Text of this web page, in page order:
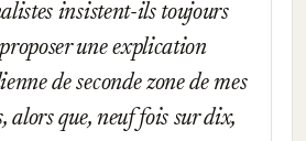
insistent-ils toujours
une explication
de seconde zone de mes
alors que, neuf fois sur dix,